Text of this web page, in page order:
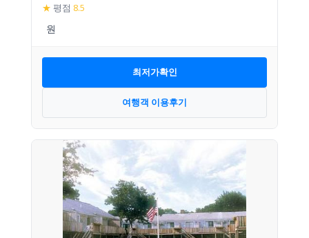
★ 평점 8.5
최저가확인
여행객 이용후기